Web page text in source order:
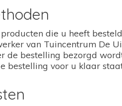
die u heeft
van Tuincentrum De
de bestelling bezorgd
bestelling voor u klaar